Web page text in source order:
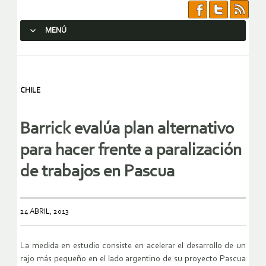
MENÚ
CHILE
Barrick evalúa plan alternativo
para hacer frente a paralización
de trabajos en Pascua
24 ABRIL, 2013
La medida en estudio consiste en acelerar el desarrollo de un
rajo más pequeño en el lado argentino de su proyecto Pascua